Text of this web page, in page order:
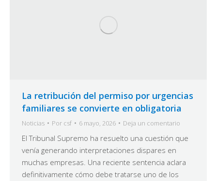
La retribución del permiso por urgencias
familiares se convierte en obligatoria
Noticias Por csf 6 mayo, 2026 Deja un comentario
El Tribunal Supremo ha resuelto una cuestión que
venía generando interpretaciones dispares en
muchas empresas. Una reciente sentencia aclara
definitivamente cómo debe tratarse uno de los